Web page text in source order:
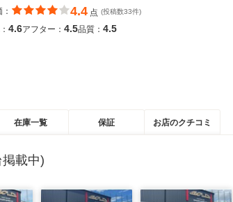
4.4 点 (投稿数33件)
4.6アフター： 4.5品質： 4.5
在庫一覧 保証 お店のクチコミ
掲載中)